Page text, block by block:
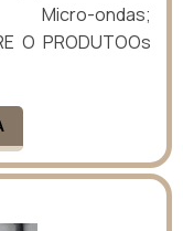
Micro-ondas;
O PRODUTOOs